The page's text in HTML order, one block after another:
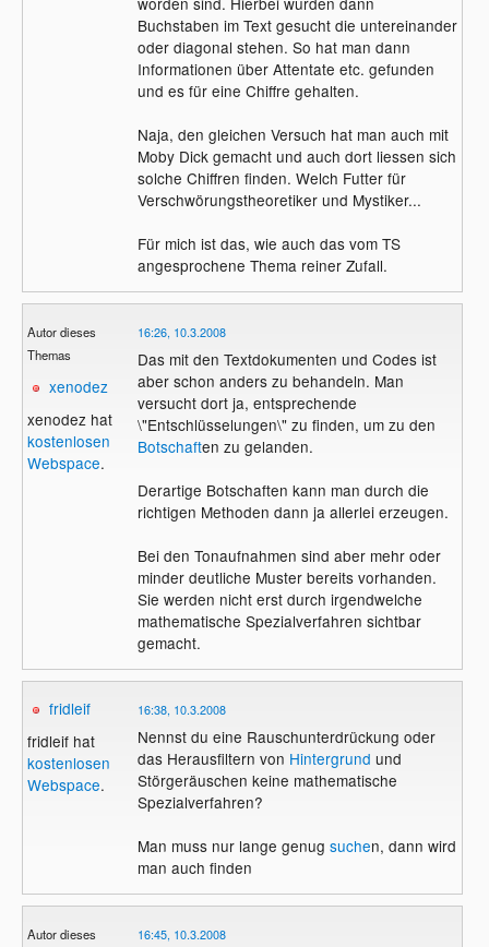
Buchstaben im Text gesucht die untereinander
oder diagonal stehen. So hat man dann
Informationen über Attentate etc. gefunden
und es für eine Chiffre gehalten.
Naja, den gleichen Versuch hat man auch mit
Moby Dick gemacht und auch dort liessen sich
solche Chiffren finden. Welch Futter für
Verschwörungstheoretiker und Mystiker...
Für mich ist das, wie auch das vom TS
angesprochene Thema reiner Zufall.
Autor dieses
Themas
xenodez
xenodez hat
kostenlosen
Webspace.
16:26, 10.3.2008
Das mit den Textdokumenten und Codes ist
aber schon anders zu behandeln. Man
versucht dort ja, entsprechende
\"Entschlüsselungen\" zu finden, um zu den
Botschaften zu gelanden.
Derartige Botschaften kann man durch die
richtigen Methoden dann ja allerlei erzeugen.
Bei den Tonaufnahmen sind aber mehr oder
minder deutliche Muster bereits vorhanden.
Sie werden nicht erst durch irgendwelche
mathematische Spezialverfahren sichtbar
gemacht.
fridleif
fridleif hat
kostenlosen
Webspace.
16:38, 10.3.2008
Nennst du eine Rauschunterdrückung oder
das Herausfiltern von Hintergrund und
Störgeräuschen keine mathematische
Spezialverfahren?
Man muss nur lange genug suchen, dann wird
man auch finden
Autor dieses
16:45, 10.3.2008